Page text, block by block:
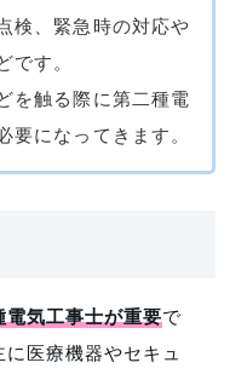
検、緊急時の対応や
です。
を触る際に第二種電
要になってきます。
気工事士が重要で
医療機器やセキュ